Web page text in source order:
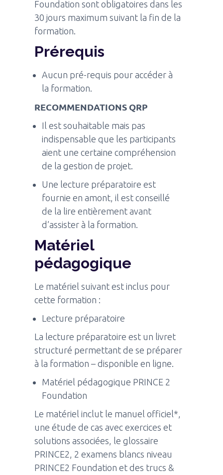
Foundation sont obligatoires dans les
30 jours maximum suivant la fin de la
formation.
Prérequis
Aucun pré-requis pour accéder à
la formation.
RECOMMENDATIONS QRP
Il est souhaitable mais pas
indispensable que les participants
aient une certaine compréhension
de la gestion de projet.
Une lecture préparatoire est
fournie en amont, il est conseillé
de la lire entièrement avant
d’assister à la formation.
Matériel
pédagogique
Le matériel suivant est inclus pour
cette formation :
Lecture préparatoire
La lecture préparatoire est un livret
structuré permettant de se préparer
à la formation – disponible en ligne.
Matériel pédagogique PRINCE 2
Foundation
Le matériel inclut le manuel officiel*,
une étude de cas avec exercices et
solutions associées, le glossaire
PRINCE2, 2 examens blancs niveau
PRINCE2 Foundation et des trucs &